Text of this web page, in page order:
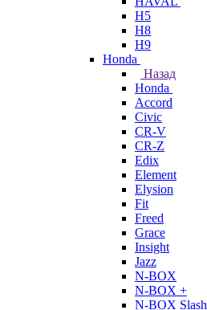
H5
H8
H9
Honda
Назад
Honda
Accord
Civic
CR-V
CR-Z
Edix
Element
Elysion
Fit
Freed
Grace
Insight
Jazz
N-BOX
N-BOX +
N-BOX Slash